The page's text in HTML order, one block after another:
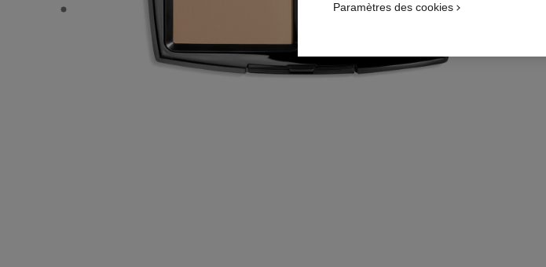
ULTRA LE TEINT - product.packShot.APPLICATION_VISUAL_2Paramètres des cookies